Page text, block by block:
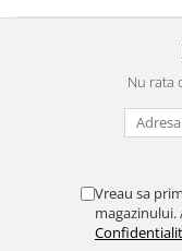
Nu rata
Vreau sa
magazinului.